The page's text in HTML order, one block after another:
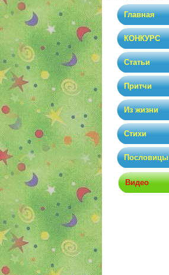
Главная
КОНКУРС
Статьи
Притчи
Из жизни
Стихи
Пословицы
Видео